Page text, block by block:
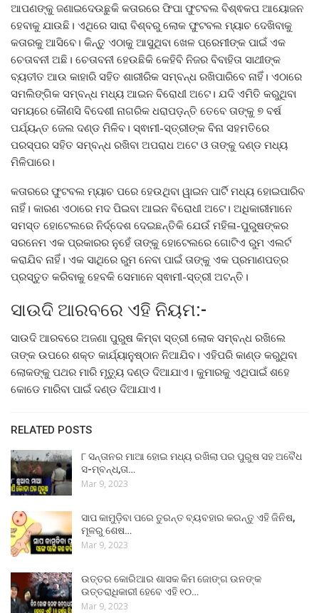
ଆପଣଙ୍କୁ ଜଣାଇଦେଉଛୁକି କତାରରେ ଫିପା ଫୁଟବଲ ବିଶ୍ଵକପ ଆୟୋଜନ
ହେବାକୁ ଯାଉଛି। ଏଥିରେ ସାରା ବିଶ୍ବରୁ ଲୋକ ଫୁଟବଲ ମ୍ୟାଚ ଦେଖିବାକୁ
କତାରକୁ ଆସିବେ। କିନ୍ତୁ ଏଠାକୁ ଆସୁଥିବା ଖେଳ ପ୍ରେମୀଙ୍କ ପାଇଁ ଏକ
ଚେତାବନୀ ଅଛି। ଚେତାବନୀ ହେଉଛିକି କେହିବି ନିଜର ବିବାହିତା ସାଥୀଙ୍କ
ବ୍ୟତୀତ ଆଉ କାହାରି ସହିତ ଶାରୀରିକ ସମ୍ବନ୍ଧ ରଖିପାରିବେ ନାହିଁ। ଏଠାରେ
ସମଲିଙ୍ଗିକ ସମ୍ବନ୍ଧ ମଧ୍ୟ ଆଇନ ବିରୋଧୀ ଅଟେ। ଯଦି ଏମିତି କରୁଥିବା
ସମୟରେ କୌଣସି ବିଦେଶୀ ନାଗରିକ ଧରାପଡ଼ନ୍ତି ତେବେ ତାଙ୍କୁ ୭ ବର୍ଷ
ପର୍ଯ୍ୟନ୍ତ ଜେଲ ଦଣ୍ଡ ମିଳିବ। ସ୍ଵାମୀ-ସ୍ତ୍ରୀଙ୍କ ବିନା ସହମତିରେ
ପରସ୍ପର ସହିତ ସମ୍ବନ୍ଧ ରଖିବା ଅପରାଧ ଅଟେ ଓ ତାଙ୍କୁ ଦଣ୍ଡ ମଧ୍ୟ
ମିଳିପାରେ।
କତାରରେ ଫୁଟବଲ ମ୍ୟାଚ ପରେ ହେଉଥିବା ୱାଇନ ପାର୍ଟି ମଧ୍ୟ ହୋଇପାରିବ
ନାହିଁ। କାରଣ ଏଠାରେ ମଦ ପିଇବା ଆଇନ ବିରୋଧୀ ଅଟେ। ଅଧିକାରୀମାନେ
ସମସ୍ତ ହୋଟେଲରେ ନିର୍ଦ୍ଦେଶ ଦେଇଛନ୍ତିକି ଯେଉଁ ମହିଳା-ପୁରୁଷଙ୍କର
ସରନେମ ଏକ ପ୍ରକାରର ନୁହେଁ ତାଙ୍କୁ ହୋଟେଲରେ ଗୋଟିଏ ରୁମ ଏଲର୍ଟ
କରାଯିବ ନାହିଁ। ଏକ ସାଥିରେ ରୁମ ନେବା ପାଇଁ ତାଙ୍କୁ ଏକ ପ୍ରମାଣପତ୍ର
ପ୍ରସ୍ତୁତ କରିବାକୁ ହେବକି ସେମାନେ ସ୍ଵାମୀ-ସ୍ତ୍ରୀ ଅଟନ୍ତି।
ସାଉଦି ଆରବରେ ଏହି ନିୟମ:-
ସାଉଦି ଆରବରେ ଅଜଣା ପୁରୁଷ କିମ୍ବା ସ୍ତ୍ରୀ ଲୋକ ସମ୍ବନ୍ଧ ରଖିଲେ
ତାଙ୍କ ଉପରେ ଶକ୍ତ କାର୍ଯ୍ୟାନୁଷ୍ଠାନ ନିଆଯିବ। ଏହିପରି କାଣ୍ଡ କରୁଥିବା
ଲୋକଙ୍କୁ ପଥର ମାରି ମୃତ୍ୟୁ ଦଣ୍ଡ ଦିଆଯାଏ। କୁମାରକୁ ଏଥିପାଇଁ ଶହେ
କୋଡେ ମାରିବା ପାଇଁ ଦଣ୍ଡ ଦିଆଯାଏ।
RELATED POSTS
୮ ସନ୍ତାନର ମାଆ ହୋଇ ମଧ୍ୟ ରଖିଲା ପର ପୁରୁଷ ସହ ଅବୈଧ
ସ-ମ୍ବନ୍ଧ,ତା…
Mar 9, 2023
ସାପ କାମୁଡ଼ିବା ପରେ ତୁରନ୍ତ ବ୍ୟବହାର କରନ୍ତୁ ଏହି ଜିନିଷ,
ମୂଳରୁ ଶେଷ…
Mar 9, 2023
ଉତ୍ତର କୋରିଆର ଶାସକ କିମ ଜୋଙ୍ଗ ଉନଙ୍କ
ଉତ୍ତରାଧିକାରୀ ହେବେ ଏହି ୧୦…
Mar 9, 2023